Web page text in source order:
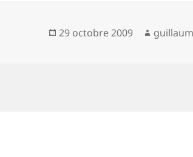
Publié
29 octobre 2009 Auteur